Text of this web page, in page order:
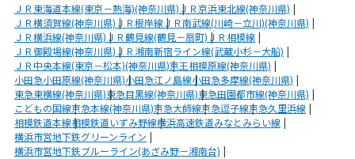
ＪＲ東海道本線(東京－熱海)(神奈川県)ＪＲ京浜東北線(神奈川県)
ＪＲ横須賀線(神奈川県)ＪＲ根岸線ＪＲ南武線(川崎－立川)(神奈川県)
ＪＲ横浜線(神奈川県)ＪＲ鶴見線(鶴見－扇町)ＪＲ相模線
ＪＲ御殿場線(神奈川県)ＪＲ湘南新宿ライン線(武蔵小杉－大船)
ＪＲ中央本線(東京－松本)(神奈川県)京王相模原線(神奈川県)
小田急小田原線(神奈川県)小田急江ノ島線小田急多摩線(神奈川県)
東急東横線(神奈川県)東急目黒線(神奈川県)東急田園都市線(神奈川県)
こどもの国線京急本線(神奈川県)京急大師線京急逗子線京急久里浜線
相模鉄道本線相模鉄道いずみ野線横浜高速鉄道みなとみらい線
横浜市営地下鉄グリーンライン
横浜市営地下鉄ブルーライン(あざみ野－湘南台)